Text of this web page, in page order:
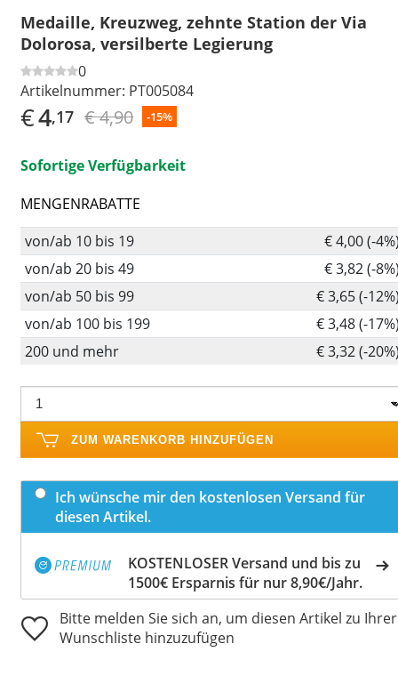
Medaille, Kreuzweg, zehnte Station der Via
Dolorosa, versilberte Legierung
0
Artikelnummer: PT005084
€4,17 € 4,90 -15%
Sofortige Verfügbarkeit
MENGENRABATTE
von/ab 10 bis 19
€ 4,00 (-
von/ab 20 bis 49
€ 3,82 (-
von/ab 50 bis 99
€ 3,65 (-
von/ab 100 bis 199
€ 3,48 (-
200 und mehr
€ 3,32 (-
ZUM WARENKORB HINZUFÜGEN
Ich wünsche mir den kostenlosen Versand für
diesen Artikel.
KOSTENLOSER Versand und bis zu
1500€ Ersparnis für nur 8,90€/Jahr.
Bitte melden Sie sich an, um diesen Artikel zu Ihrer
Wunschliste hinzuzufügen